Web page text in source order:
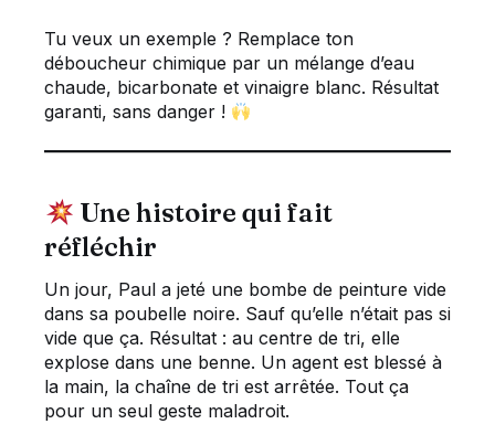
Tu veux un exemple ? Remplace ton
déboucheur chimique par un mélange d’eau
chaude, bicarbonate et vinaigre blanc. Résultat
garanti, sans danger !
Une histoire qui fait
réfléchir
Un jour, Paul a jeté une bombe de peinture vide
dans sa poubelle noire. Sauf qu’elle n’était pas si
vide que ça. Résultat : au centre de tri, elle
explose dans une benne. Un agent est blessé à
la main, la chaîne de tri est arrêtée. Tout ça
pour un seul geste maladroit.